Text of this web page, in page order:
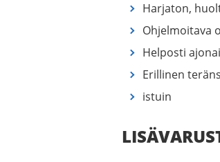
Harjaton,
Ohjelmoitava
Helposti
Erillinen
istuin